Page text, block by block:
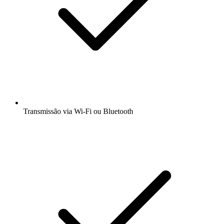
Transmissão via Wi-Fi ou Bluetooth